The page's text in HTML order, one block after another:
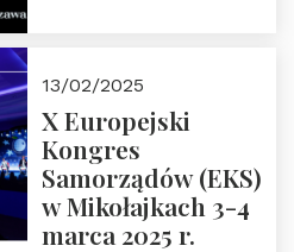
Zapraszamy
13/02/2025
X Europejski
Kongres
Samorządów (EKS)
w Mikołajkach 3-4
marca 2025 r.